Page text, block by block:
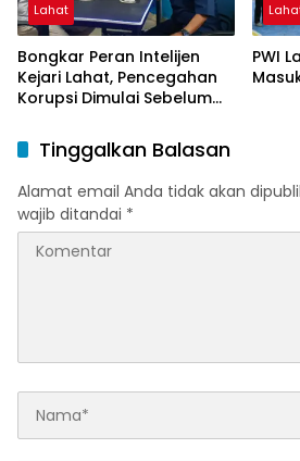
Lahat
Bongkar Peran Intelijen
Kejari Lahat, Pencegahan
Korupsi Dimulai Sebelum
PWI
Tinggalkan Balasan
Alamat email Anda tidak akan
wajib ditandai *